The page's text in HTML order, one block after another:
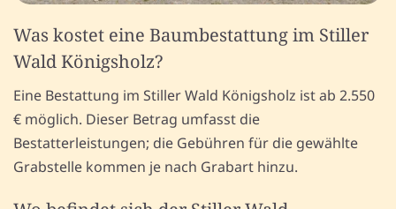
Was kostet eine Baumbestattung im Stiller
Wald Königsholz?
Eine Bestattung im Stiller Wald Königsholz ist ab 2.550
€ möglich. Dieser Betrag umfasst die
Bestatterleistungen; die Gebühren für die gewählte
Grabstelle kommen je nach Grabart hinzu.